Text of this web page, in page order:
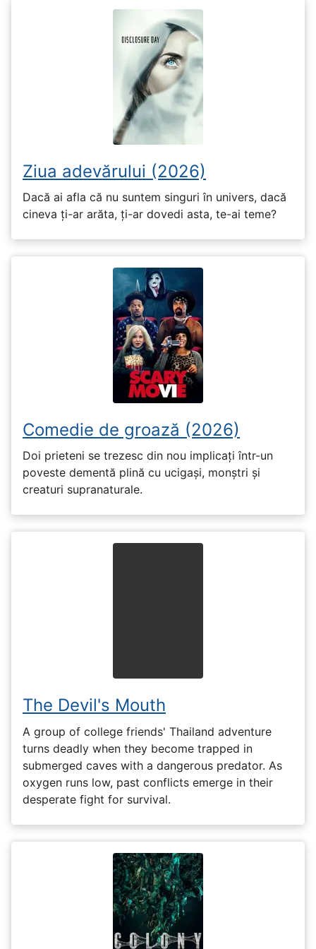
Ziua adevărului (2026)
Dacă ai afla că nu suntem singuri în univers, dacă
cineva ți-ar arăta, ți-ar dovedi asta, te-ai teme?
Comedie de groază (2026)
Doi prieteni se trezesc din nou implicați într-un
poveste dementă plină cu ucigași, monștri și
creaturi supranaturale.
The Devil's Mouth
A group of college friends' Thailand adventure
turns deadly when they become trapped in
submerged caves with a dangerous predator. As
oxygen runs low, past conflicts emerge in their
desperate fight for survival.